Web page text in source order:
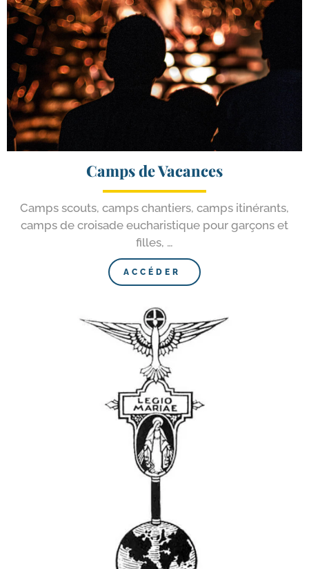
Camps de Vacances
Camps scouts, camps chan­tiers, camps iti­né­rants,
camps de croi­sade eucha­ris­tique pour gar­çons et
filles, …
ACCÉDER